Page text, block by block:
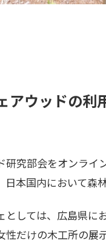
アウッドの利
研究部会をオンライ
日本国内において森
としては、広島県に
だけの木工所の展